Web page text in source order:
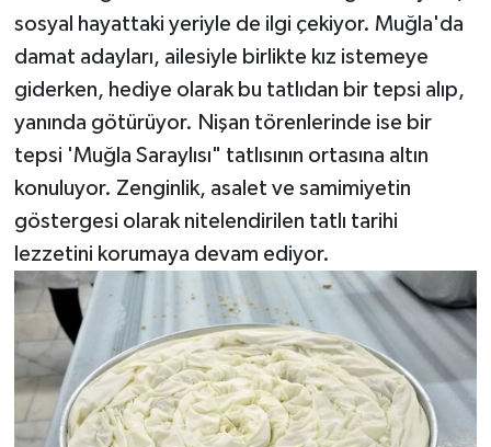
sosyal hayattaki yeriyle de ilgi çekiyor. Muğla'da
damat adayları, ailesiyle birlikte kız istemeye
giderken, hediye olarak bu tatlıdan bir tepsi alıp,
yanında götürüyor. Nişan törenlerinde ise bir
tepsi 'Muğla Saraylısı" tatlısının ortasına altın
konuluyor. Zenginlik, asalet ve samimiyetin
göstergesi olarak nitelendirilen tatlı tarihi
lezzetini korumaya devam ediyor.